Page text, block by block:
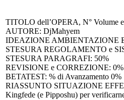
TITOLO dell’OPERA, N° Volume
AUTORE: DjMahyem
IDEAZIONE AMBIENTAZIONE
STESURA REGOLAMENTO e
STESURA PARAGRAFI: 50%
REVISIONE e CORREZIONE: 0%
BETATEST: % di Avanzamento 0%
RIASSUNTO SITUAZIONE
Kingfede (e Pipposhu) per